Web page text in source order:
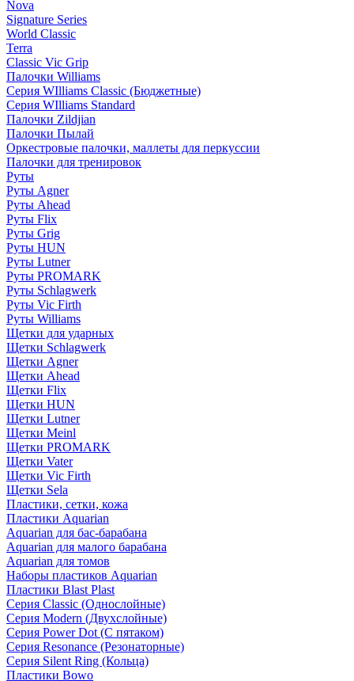
Nova
Signature Series
World Classic
Terra
Classic Vic Grip
Палочки Williams
Серия WIlliams Classic (Бюджетные)
Серия WIlliams Standard
Палочки Zildjian
Палочки Пылай
Оркестровые палочки, маллеты для перкуссии
Палочки для тренировок
Руты
Руты Agner
Руты Ahead
Руты Flix
Руты Grig
Руты HUN
Руты Lutner
Руты PROMARK
Руты Schlagwerk
Руты Vic Firth
Руты Williams
Щетки для ударных
Щетки Schlagwerk
Щетки Agner
Щетки Ahead
Щетки Flix
Щетки HUN
Щетки Lutner
Щетки Meinl
Щетки PROMARK
Щетки Vater
Щетки Vic Firth
Щетки Sela
Пластики, сетки, кожа
Пластики Aquarian
Aquarian для бас-барабана
Aquarian для малого барабана
Aquarian для томов
Наборы пластиков Aquarian
Пластики Blast Plast
Серия Classic (Однослойные)
Серия Modern (Двухслойные)
Серия Power Dot (С пятаком)
Серия Resonance (Резонаторные)
Серия Silent Ring (Кольца)
Пластики Bowo